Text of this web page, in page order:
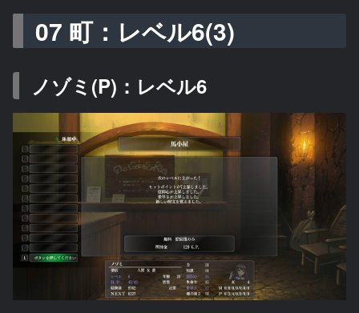
07 町：レベル6(3)
ノゾミ(P)：レベル6